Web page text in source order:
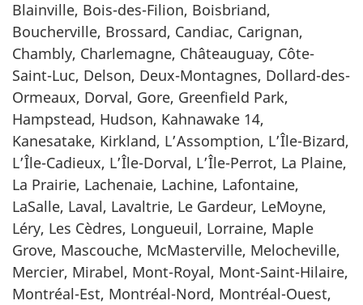
Blainville, Bois-des-Filion, Boisbriand,
Boucherville, Brossard, Candiac, Carignan,
Chambly, Charlemagne, Châteauguay, Côte-
Saint-Luc, Delson, Deux-Montagnes, Dollard-des-
Ormeaux, Dorval, Gore, Greenfield Park,
Hampstead, Hudson, Kahnawake 14,
Kanesatake, Kirkland, L’Assomption, L’Île-Bizard,
L’Île-Cadieux, L’Île-Dorval, L’Île-Perrot, La Plaine,
La Prairie, Lachenaie, Lachine, Lafontaine,
LaSalle, Laval, Lavaltrie, Le Gardeur, LeMoyne,
Léry, Les Cèdres, Longueuil, Lorraine, Maple
Grove, Mascouche, McMasterville, Melocheville,
Mercier, Mirabel, Mont-Royal, Mont-Saint-Hilaire,
Montréal-Est, Montréal-Nord, Montréal-Ouest,